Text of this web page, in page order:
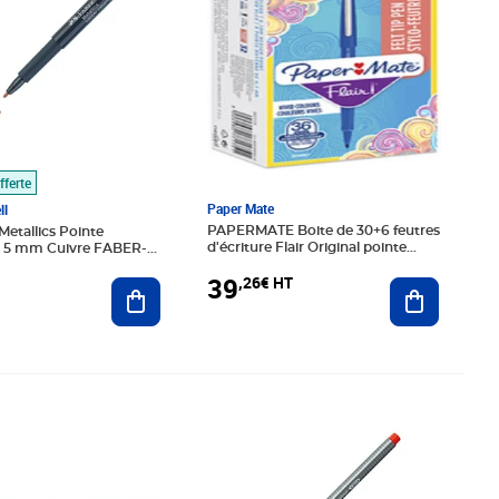
Pointe
5 mm Cuivre FABER-
Ajouter au panier
Paper Mate
PAPERMATE Boite de 30+6 feutres
d'écriture Flair Original pointe
39,26€ HT Ajouter